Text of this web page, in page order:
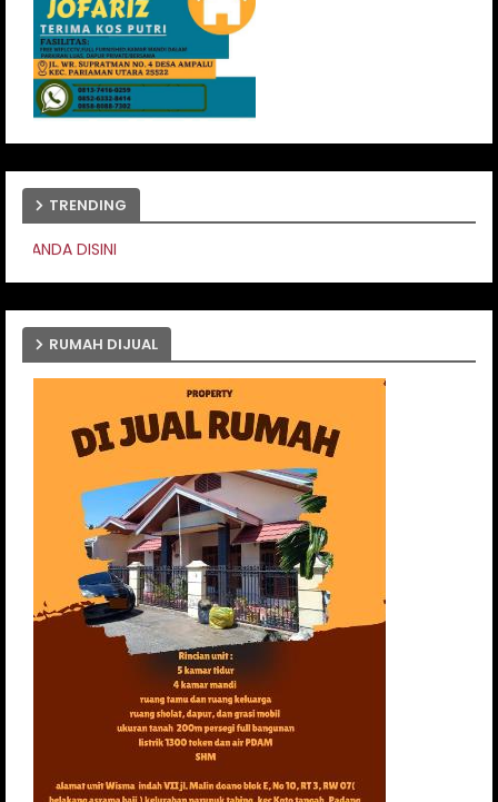
TRENDING
RUMAH DIJUAL